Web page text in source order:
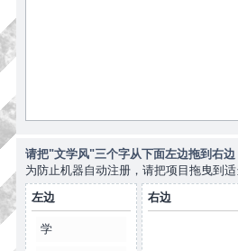
请把"文学风"三个字从下面左边拖到右边
为防止机器自动注册，请把项目拖曳到适
左边
学
右边